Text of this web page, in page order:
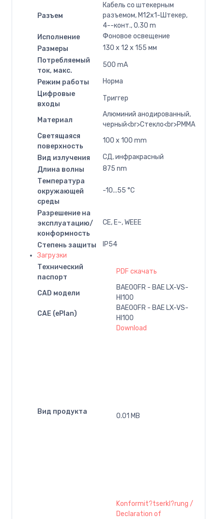
Разъем
Кабель со штекерным
разъемом, M12x1-Штекер,
4--конт., 0.30 m
Исполнение
Фоновое освещение
Размеры
130 x 12 x 155 мм
Потребляемый
ток, макс.
500 mA
Режим работы
Норма
Цифровые
входы
Триггер
Материал
Алюминий анодированный,
черный<br>Стекло<br>PMMA
Светящаяся
поверхность
100 x 100 mm
Вид излучения
СД, инфракрасный
Длина волны
875 nm
Температура
окружающей
среды
-10...55 °C
Разрешение на
эксплуатацию/
конформность
CE, E~, WEEE
Степень защиты
IP54
Загрузки
Технический
паспорт
PDF скачать
CAD модели
BAE00FR - BAE LX-VS-
HI100
CAE (ePlan)
BAE00FR - BAE LX-VS-
HI100
Вид продукта
Download
0.01 MB
Konformit?tserkl?rung /
Declaration of